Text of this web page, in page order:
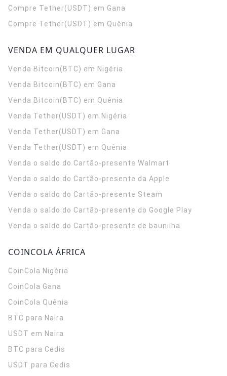
Compre Tether(USDT) em Gana
Compre Tether(USDT) em Quênia
VENDA EM QUALQUER LUGAR
Venda Bitcoin(BTC) em Nigéria
Venda Bitcoin(BTC) em Gana
Venda Bitcoin(BTC) em Quênia
Venda Tether(USDT) em Nigéria
Venda Tether(USDT) em Gana
Venda Tether(USDT) em Quênia
Venda o saldo do Cartão-presente Walmart
Venda o saldo do Cartão-presente da Apple
Venda o saldo do Cartão-presente Steam
Venda o saldo do Cartão-presente do Google Play
Venda o saldo do Cartão-presente de baunilha
COINCOLA ÁFRICA
CoinCola Nigéria
CoinCola Gana
CoinCola Quênia
BTC para Naira
USDT em Naira
BTC para Cedis
USDT para Cedis